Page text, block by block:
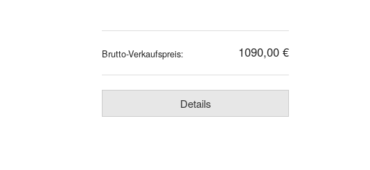
Brutto-Verkaufspreis: 1090,00 €
Details